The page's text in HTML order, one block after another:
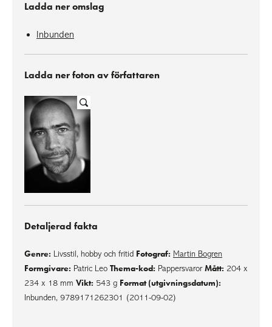
Ladda ner omslag
Inbunden
Ladda ner foton av författaren
Detaljerad fakta
Genre: Livsstil, hobby och fritid Fotograf: Martin Bogren
Formgivare: Patric Leo Thema-kod: Pappersvaror Mått: 204 x
234 x 18 mm Vikt: 543 g Format (utgivningsdatum):
Inbunden, 9789171262301 (2011-09-02)